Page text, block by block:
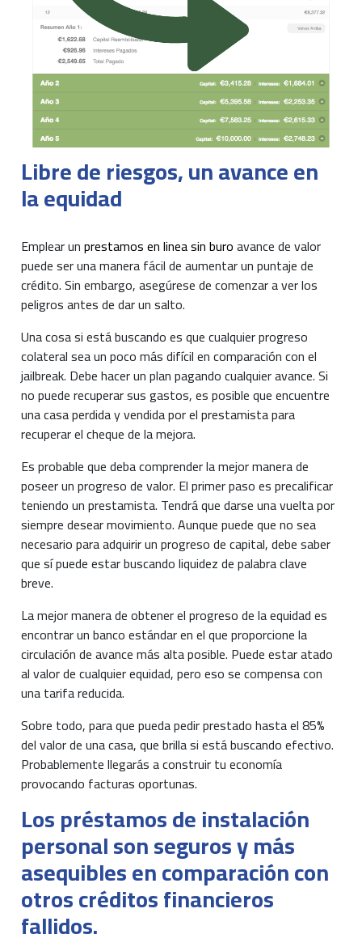
Libre de riesgos, un avance en
la equidad
Emplear unprestamos en linea sin buroavance de valor
puede ser una manera fácil de aumentar un puntaje de
crédito. Sin embargo, asegúrese de comenzar a ver los
peligros antes de dar un salto.
Una cosa si está buscando es que cualquier progreso
colateral sea un poco más difícil en comparación con el
jailbreak. Debe hacer un plan pagando cualquier avance. Si
no puede recuperar sus gastos, es posible que encuentre
una casa perdida y vendida por el prestamista para
recuperar el cheque de la mejora.
Es probable que deba comprender la mejor manera de
poseer un progreso de valor. El primer paso es precalificar
teniendo un prestamista. Tendrá que darse una vuelta por
siempre desear movimiento. Aunque puede que no sea
necesario para adquirir un progreso de capital, debe saber
que sí puede estar buscando liquidez de palabra clave
breve.
La mejor manera de obtener el progreso de la equidad es
encontrar un banco estándar en el que proporcione la
circulación de avance más alta posible. Puede estar atado
al valor de cualquier equidad, pero eso se compensa con
una tarifa reducida.
Sobre todo, para que pueda pedir prestado hasta el 85%
del valor de una casa, que brilla si está buscando efectivo.
Probablemente llegarás a construir tu economía
provocando facturas oportunas.
Los préstamos de instalación
personal son seguros y más
asequibles en comparación con
otros créditos financieros
fallidos.